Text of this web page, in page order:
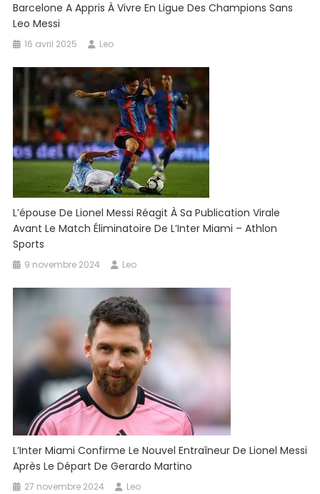
Barcelone A Appris À Vivre En Ligue Des Champions Sans
Leo Messi
16 avril 2025 Leo
L’épouse De Lionel Messi Réagit À Sa Publication Virale
Avant Le Match Éliminatoire De L’Inter Miami – Athlon
Sports
9 novembre 2024 Leo
L’Inter Miami Confirme Le Nouvel Entraîneur De Lionel Messi
Après Le Départ De Gerardo Martino
27 novembre 2024 Leo